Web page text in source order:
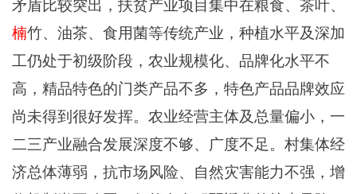
矛盾比较突出，扶贫产业项目集中在粮食、茶叶、
楠竹、油茶、食用菌等传统产业，种植水平及深加
工仍处于初级阶段，农业规模化、品牌化水平不
高，精品特色的门类产品不多，特色产品品牌效应
尚未得到很好发挥。 农业经营主体及总量偏小，一
二三产业融合发展深度不够、广度不足。村集体经
济总体薄弱， 抗市场风险、自然灾害能力不强， 增